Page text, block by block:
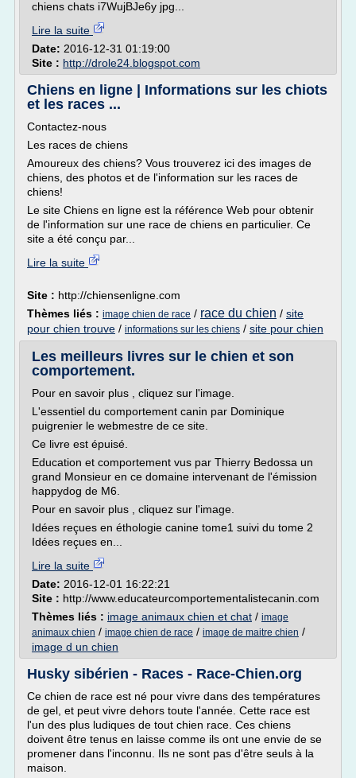
chiens chats i7WujBJe6y jpg...
Lire la suite
Date: 2016-12-31 01:19:00
Site : http://drole24.blogspot.com
Chiens en ligne | Informations sur les chiots
et les races ...
Contactez-nous
Les races de chiens
Amoureux des chiens? Vous trouverez ici des images de
chiens, des photos et de l'information sur les races de
chiens!
Le site Chiens en ligne est la référence Web pour obtenir
de l'information sur une race de chiens en particulier. Ce
site a été conçu par...
Lire la suite
Site : http://chiensenligne.com
Thèmes liés : image chien de race / race du chien / site
pour chien trouve / informations sur les chiens / site pour chien
Les meilleurs livres sur le chien et son
comportement.
Pour en savoir plus , cliquez sur l'image.
L'essentiel du comportement canin par Dominique
puigrenier le webmestre de ce site.
Ce livre est épuisé.
Education et comportement vus par Thierry Bedossa un
grand Monsieur en ce domaine intervenant de l'émission
happydog de M6.
Pour en savoir plus , cliquez sur l'image.
Idées reçues en éthologie canine tome1 suivi du tome 2
Idées reçues en...
Lire la suite
Date: 2016-12-01 16:22:21
Site : http://www.educateurcomportementalistecanin.com
Thèmes liés : image animaux chien et chat / image
animaux chien / image chien de race / image de maitre chien /
image d un chien
Husky sibérien - Races - Race-Chien.org
Ce chien de race est né pour vivre dans des températures
de gel, et peut vivre dehors toute l'année. Cette race est
l'un des plus ludiques de tout chien race. Ces chiens
doivent être tenus en laisse comme ils ont une envie de se
promener dans l'inconnu. Ils ne sont pas d'être seuls à la
maison.